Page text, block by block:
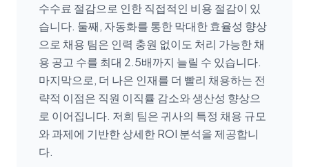
수수료 절감으로 인한 직접적인 비용 절감이 있
습니다. 둘째, 자동화를 통한 막대한 효율성 향상
으로 채용 팀은 인력 충원 없이도 처리 가능한 채
용 공고 수를 최대 2.5배까지 늘릴 수 있습니다.
마지막으로, 더 나은 인재를 더 빨리 채용하는 전
략적 이점은 직원 이직률 감소와 생산성 향상으
로 이어집니다. 저희 팀은 귀사의 특정 채용 규모
와 과제에 기반한 상세한 ROI 분석을 제공합니
다.